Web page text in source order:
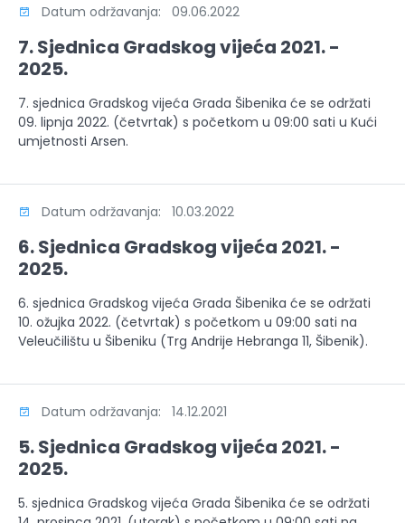
Datum održavanja: 09.06.2022
7. Sjednica Gradskog vijeća 2021. -
2025.
7. sjednica Gradskog vijeća Grada Šibenika će se održati
09. lipnja 2022. (četvrtak) s početkom u 09:00 sati u Kući
umjetnosti Arsen.
Datum održavanja: 10.03.2022
6. Sjednica Gradskog vijeća 2021. -
2025.
6. sjednica Gradskog vijeća Grada Šibenika će se održati
10. ožujka 2022. (četvrtak) s početkom u 09:00 sati na
Veleučilištu u Šibeniku (Trg Andrije Hebranga 11, Šibenik).
Datum održavanja: 14.12.2021
5. Sjednica Gradskog vijeća 2021. -
2025.
5. sjednica Gradskog vijeća Grada Šibenika će se održati